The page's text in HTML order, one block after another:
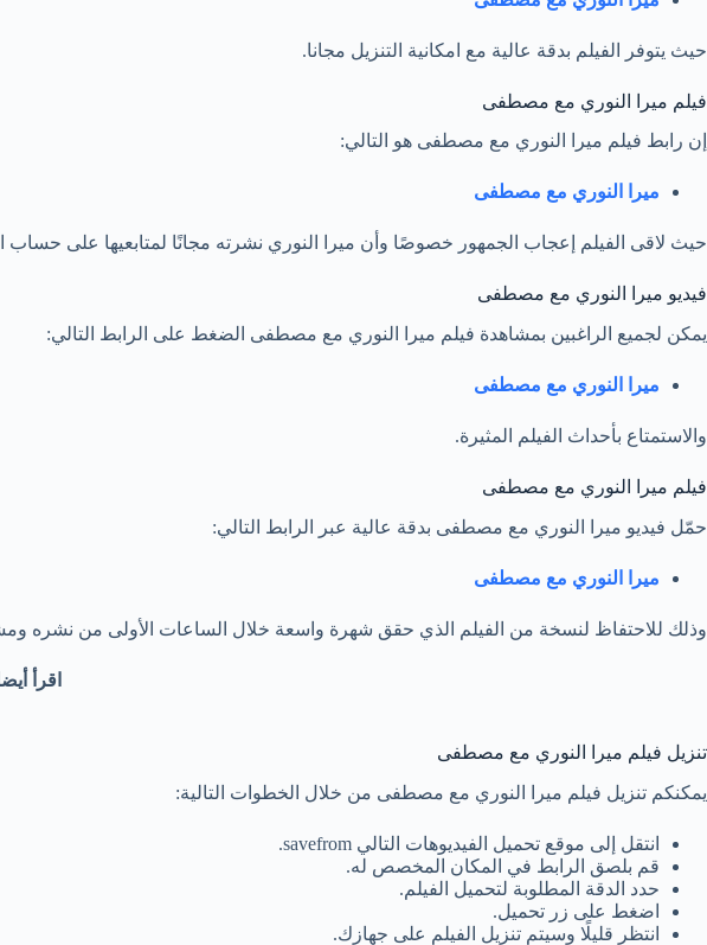
حيث يتوفر الفيلم بدقة عالية مع امكانية التنزيل مجانا.
فيلم ميرا النوري مع مصطفى
إن رابط فيلم ميرا النوري مع مصطفى هو التالي:
ميرا النوري مع مصطفى
حيث لاقى الفيلم إعجاب الجمهور خصوصًا وأن ميرا النوري نشرته مجانًا لمتابعيها على حساب
فيديو ميرا النوري مع مصطفى
يمكن لجميع الراغبين بمشاهدة فيلم ميرا النوري مع مصطفى الضغط على الرابط التالي:
ميرا النوري مع مصطفى
والاستمتاع بأحداث الفيلم المثيرة.
فيلم ميرا النوري مع مصطفى
حمّل فيديو ميرا النوري مع مصطفى بدقة عالية عبر الرابط التالي:
ميرا النوري مع مصطفى
وذلك للاحتفاظ لنسخة من الفيلم الذي حقق شهرة واسعة خلال الساعات الأولى من نشره
اقرأ
تنزيل فيلم ميرا النوري مع مصطفى
يمكنكم تنزيل فيلم ميرا النوري مع مصطفى من خلال الخطوات التالية:
انتقل إلى موقع تحميل الفيديوهات التالي savefrom.
قم بلصق الرابط في المكان المخصص له.
حدد الدقة المطلوبة لتحميل الفيلم.
اضغط على زر تحميل.
انتظر قليلًا وسيتم تنزيل الفيلم على جهازك.